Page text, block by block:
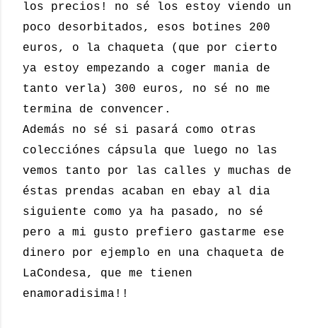
los precios! no sé los estoy viendo un
poco desorbitados, esos botines 200
euros, o la chaqueta (que por cierto
ya estoy empezando a coger mania de
tanto verla) 300 euros, no sé no me
termina de convencer.
Además no sé si pasará como otras
colecciónes cápsula que luego no las
vemos tanto por las calles y muchas de
éstas prendas acaban en ebay al dia
siguiente como ya ha pasado, no sé
pero a mi gusto prefiero gastarme ese
dinero por ejemplo en una chaqueta de
LaCondesa, que me tienen
enamoradisima!!